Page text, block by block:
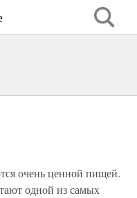
очень ценной пищей.
одной из самых